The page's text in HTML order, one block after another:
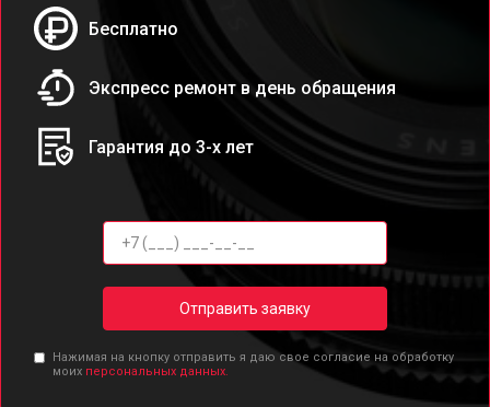
Бесплатно
Экспресс ремонт в день обращения
Гарантия до 3-х лет
Отправить заявку
Нажимая на кнопку отправить я даю свое согласие на обработку
моих персональных данных.